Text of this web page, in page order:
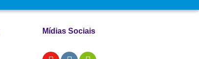
Mídias Sociais